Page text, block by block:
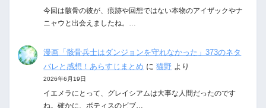
今回は骸骨の彼が、痕跡や回想ではない本物のアイザックやナ
ニャウと出会えましたね。…
漫画「骸骨兵士はダンジョンを守れなかった」373のネタ
バレと感想！あらすじまとめ に猫野 より
2026年6月19日
イエメラにとって、グレイシアムは大事な人間だったのです
ね。確かに、ボティスのビブ…